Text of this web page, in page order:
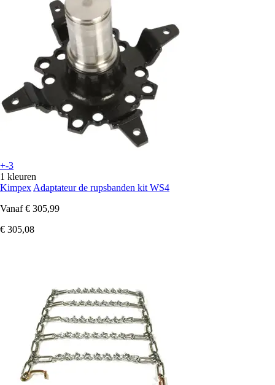
+-3
1 kleuren
Kimpex Adaptateur de rupsbanden kit WS4
Vanaf € 305,99
€ 305,08